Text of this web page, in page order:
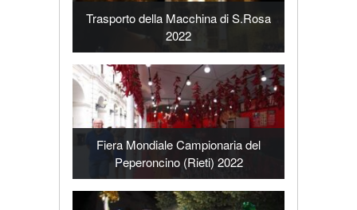
Trasporto della Macchina di S.Rosa
2022
Fiera Mondiale Campionaria del
Peperoncino (Rieti) 2022